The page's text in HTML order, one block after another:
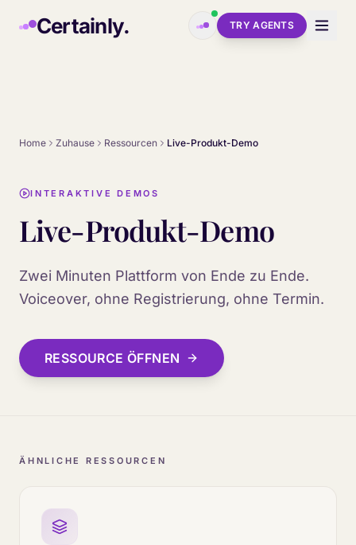
Certainly. TRY AGENTS
Home Zuhause Ressourcen Live-Produkt-Demo
INTERAKTIVE DEMOS
Live-Produkt-Demo
Zwei Minuten Plattform von Ende zu Ende.
Voiceover, ohne Registrierung, ohne Termin.
RESSOURCE ÖFFNEN
ÄHNLICHE RESSOURCEN